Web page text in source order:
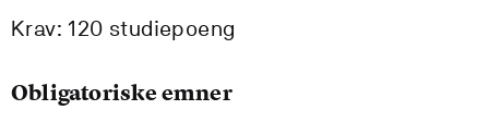
Krav: 120 studiepoeng
Obligatoriske emner